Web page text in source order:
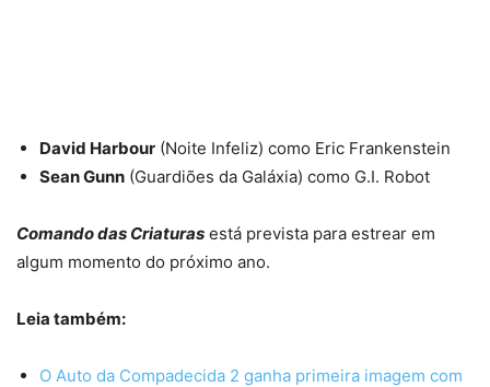
David Harbour (Noite Infeliz) como Eric Frankenstein
Sean Gunn (Guardiões da Galáxia) como G.I. Robot
Comando das Criaturas está prevista para estrear em
algum momento do próximo ano.
Leia também:
O Auto da Compadecida 2 ganha primeira imagem com